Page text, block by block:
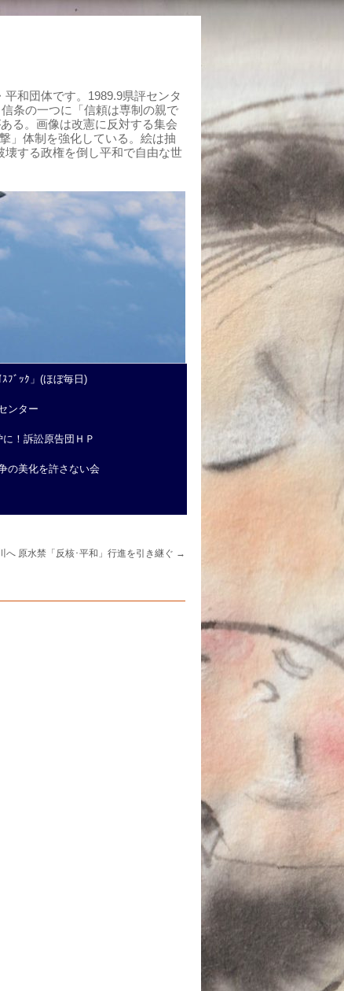
和団体です。1989.9県評センタ
条の一つに「信頼は専制の親で
る。画像は改憲に反対する集会
」体制を強化している。絵は抽
する政権を倒し平和で自由な世
ｽﾌﾞｯｸ」(ほぼ毎日)
ンター
！訴訟原告団ＨＰ
の美化を許さない会
へ 原水禁「反核･平和」行進を引き継ぐ →